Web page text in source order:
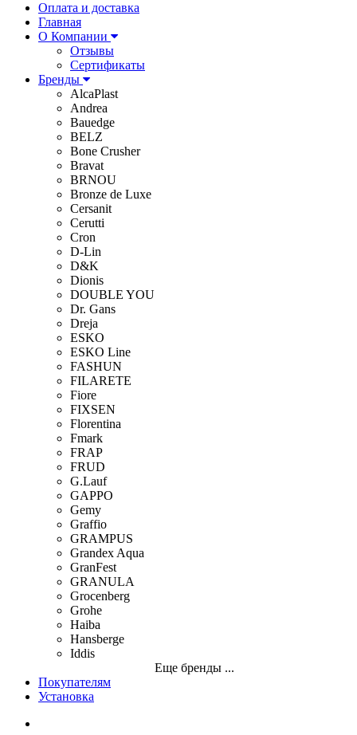
Оплата и доставка
Главная
О Компании
Отзывы
Сертификаты
Бренды
AlcaPlast
Andrea
Bauedge
BELZ
Bone Crusher
Bravat
BRNOU
Bronze de Luxe
Cersanit
Cerutti
Cron
D-Lin
D&K
Dionis
DOUBLE YOU
Dr. Gans
Dreja
ESKO
ESKO Line
FASHUN
FILARETE
Fiore
FIXSEN
Florentina
Fmark
FRAP
FRUD
G.Lauf
GAPPO
Gemy
Graffio
GRAMPUS
Grandex Aqua
GranFest
GRANULA
Grocenberg
Grohe
Haiba
Hansberge
Iddis
Еще бренды ...
Покупателям
Установка